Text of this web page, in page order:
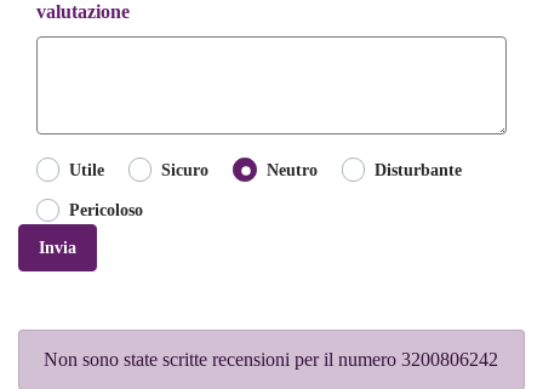
valutazione
Utile Sicuro Neutro Disturbante
Pericoloso
Invia
Non sono state scritte recensioni per il numero 3200806242